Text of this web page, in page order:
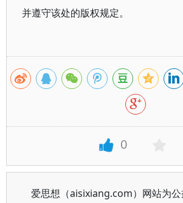
并遵守该处的版权规定。
0
爱思想（aisixiang.com）网站为